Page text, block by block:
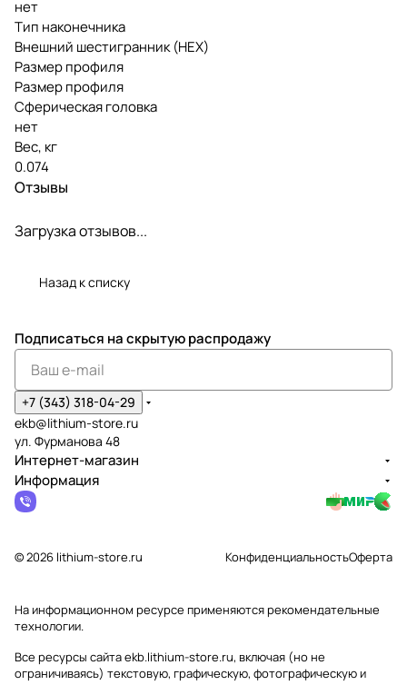
нет
Тип наконечника
Внешний шестигранник (HEX)
Размер профиля
Размер профиля
Сферическая головка
нет
Вес, кг
0.074
Отзывы
Загрузка отзывов...
Назад к списку
Подписаться на скрытую распродажу
+7 (343) 318-04-29
ekb@lithium-store.ru
ул. Фурманова 48
Интернет-магазин
Информация
© 2026 lithium-store.ru КонфиденциальностьОферта
На информационном ресурсе применяютсярекомендательные
технологии.
Все ресурсы сайта ekb.lithium-store.ru, включая (но не
ограничиваясь) текстовую, графическую, фотографическую и